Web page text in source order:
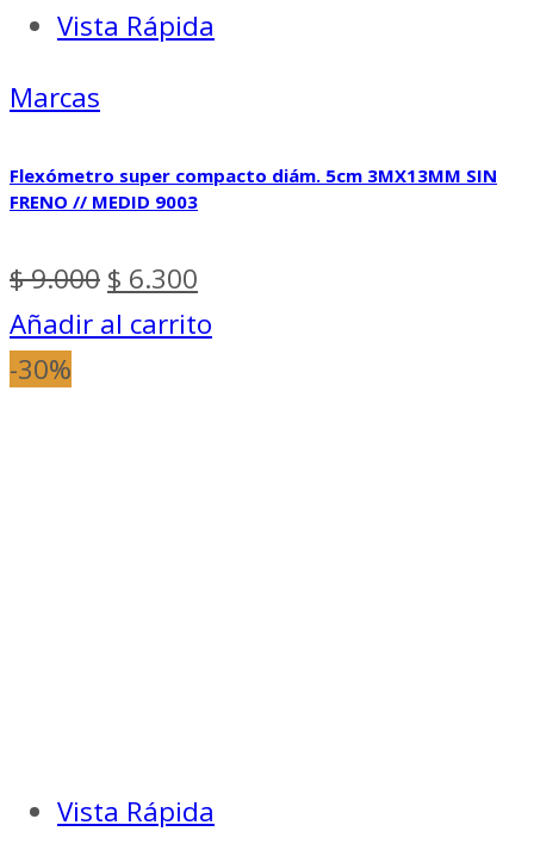
Vista Rápida
Marcas
Flexómetro super compacto diám. 5cm 3MX13MM SIN
FRENO // MEDID 9003
$9.000 El
precio
$ 6.300
precio
Añadir al carrito
-30%
Vista Rápida